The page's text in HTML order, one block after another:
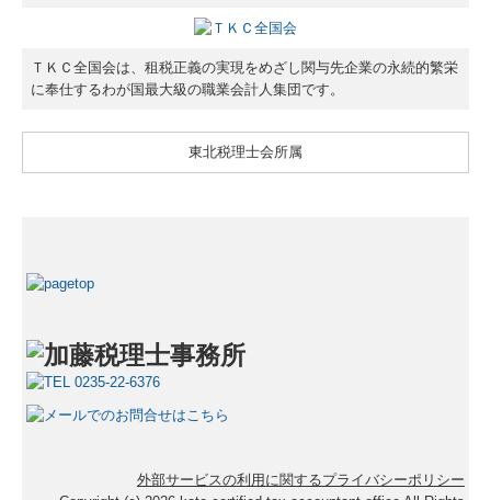
ＴＫＣ全国会は、租税正義の実現をめざし関与先企業の永続的繁栄
に奉仕するわが国最大級の職業会計人集団です。
東北税理士会所属
外部サービスの利用に関するプライバシーポリシー